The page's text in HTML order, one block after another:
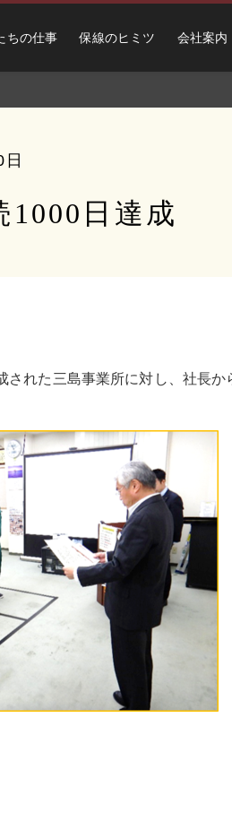
ちの仕事 保線のヒミツ 会社案内
1000日達成
れた三島事業所に対し、社長か